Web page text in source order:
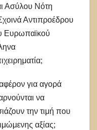
Ασύλου Νότη
Αντιπροέδρου
Ευρωπαϊκού
για αγορά
να
την τιμή που
αξίας;